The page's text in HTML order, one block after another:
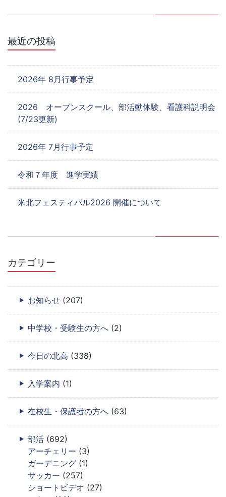
シ
ン
最近の投稿
2026年 8月行事予定
2026 オープンスクール、部活動体験、看護科説明会
(7/23更新)
2026年 7月行事予定
令和７年度 進学実績
米北フェスティバル2026 開催について
カテゴリー
お知らせ (207)
中学校・受験生の方へ (2)
今日の北高 (338)
入学案内 (1)
在校生・保護者の方へ (63)
部活 (692)
アーチェリー (3)
ガーデニング (1)
サッカー (257)
ショートビデオ (27)